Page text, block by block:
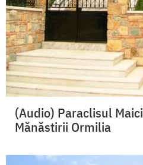
(Audio) Paraclisul
Mănăstirii Ormilia